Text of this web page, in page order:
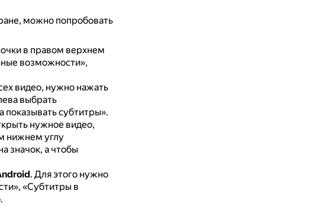
можно попробовать
в правом верхнем
возможности»,
видео, нужно нажать
выбрать
показывать субтитры».
нужное видео,
нижнем углу
значок, а чтобы
. Для этого нужно
«Субтитры в